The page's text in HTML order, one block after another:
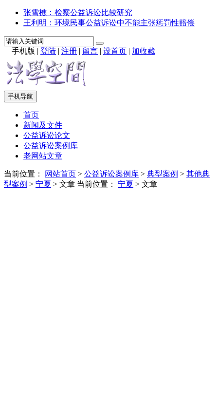
张雪樵：检察公益诉讼比较研究
王利明：环境民事公益诉讼中不能主张惩罚性赔偿
手机版 | 登陆 | 注册 | 留言 | 设首页 | 加收藏
手机导航
首页
新闻及文件
公益诉讼论文
公益诉讼案例库
老网站文章
当前位置： 网站首页 > 公益诉讼案例库 > 典型案例 > 其他典
型案例 > 宁夏 > 文章 当前位置： 宁夏 > 文章